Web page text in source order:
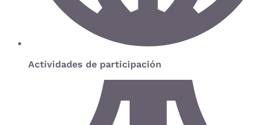
Actividades de participación